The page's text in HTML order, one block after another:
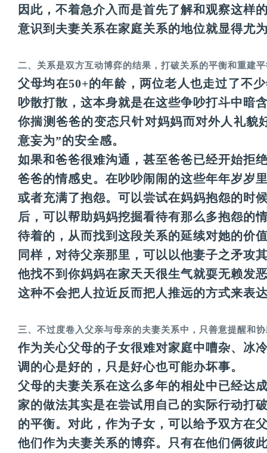
因此，不着急介入而是首先了解和观察这样
意识到夫妻关系在家庭关系的地位就显得尤
二、关系是双方互动博弈的结果，打破关系的平衡和重建
父母均在50+的年龄，两位老人也走过了不
吵散打散，这本身就是在这些争吵打斗中暗
你揣测爸爸的变态只针对妈妈而对外人礼貌
意妄为”的安全感。
如果和爸爸很难沟通，甚至爸爸已经开始拒
爸爸的情感史。在吵吵闹闹的这些年年岁岁
或者充满了抱怨。可以尝试在妈妈抱怨的时
后，可以帮助妈妈挖掘看待有那么多抱怨的
待着的，从而找到这段关系的延续对她的价
同样，对待父亲那里，可以以他妻子之矛攻
他找不到你妈妈在家天天很生气就耍无赖发
这种不会把人拉近反而把人推远的方式来表
三、不过度卷入父亲与母亲的夫妻关系中，只善意提醒和
作为关心父母的子女很难对家庭中嘈杂、冰
调的心是好的，只是好心也可能办坏事。
父母的夫妻关系在这么多年的相处中已经达
家的做法其实是在尝试用自己的实际行动打
的平衡。对此，作为子女，可以给予双方在
他们作为夫妻关系的博弈。只有在他们俩彼